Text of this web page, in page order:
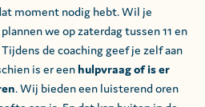
moment nodig hebt. Wil je
we op zaterdag tussen 11 en
de coaching geef je zelf aan
is er een hulpvraag of is er
. Wij bieden een luisterend oren